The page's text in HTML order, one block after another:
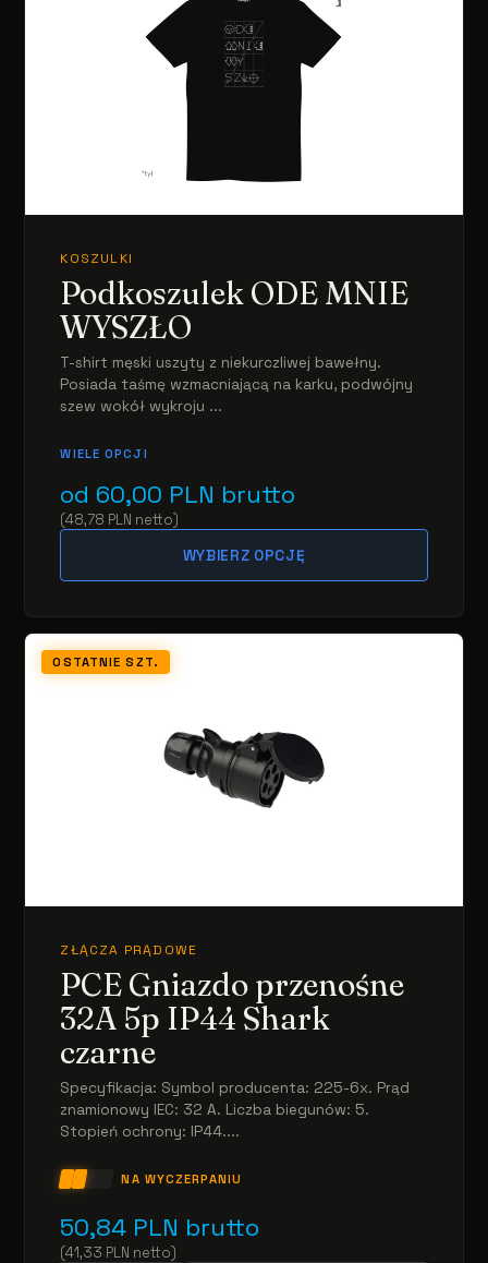
KOSZULKI
Podkoszulek ODE MNIE
WYSZŁO
T-shirt męski uszyty z niekurczliwej bawełny.
Posiada taśmę wzmacniającą na karku, podwójny
szew wokół wykroju ...
WIELE OPCJI
od 60,00 PLN brutto
(48,78 PLN netto)
WYBIERZ OPCJĘ
OSTATNIE SZT.
ZŁĄCZA PRĄDOWE
PCE Gniazdo przenośne
32A 5p IP44 Shark
czarne
Specyfikacja: Symbol producenta: 225-6x. Prąd
znamionowy IEC: 32 A. Liczba biegunów: 5.
Stopień ochrony: IP44....
NA WYCZERPANIU
50,84 PLN brutto
(41,33 PLN netto)